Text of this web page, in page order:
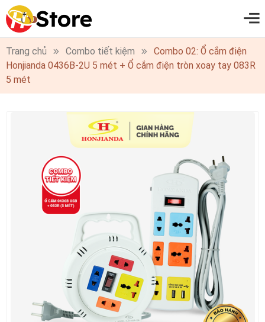
0
Trang chủ Combo tiết kiệm
Combo 02: Ổ cắm điện
Honjianda 0436B-2U 5 mét + Ổ cắm điện tròn xoay tay 083R
5 mét